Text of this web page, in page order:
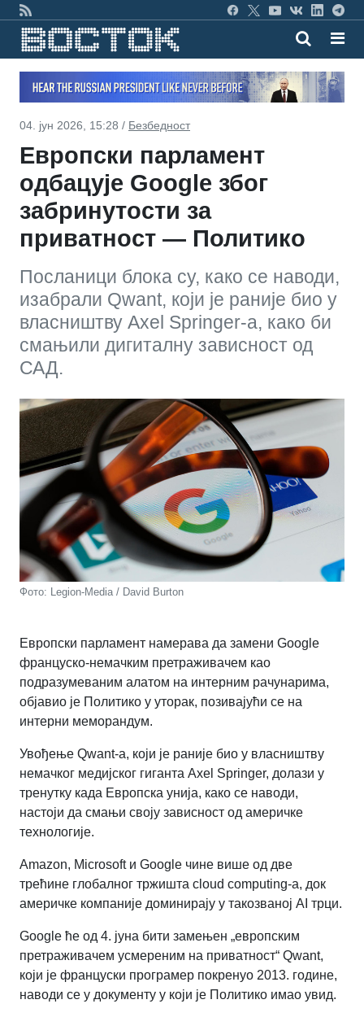
04. јун 2026, 15:28 / Безбедност
Европски парламент
одбацује Google због
забринутости за
приватност — Политико
Посланици блока су, како се наводи,
изабрали Qwant, који је раније био у
власништву Axel Springer-а, како би
смањили дигиталну зависност од
САД.
Фото: Legion-Media / David Burton
Европски парламент намерава да замени Google
француско-немачким претраживачем као
подразумеваним алатом на интерним рачунарима,
објавио је Политико у уторак, позивајући се на
интерни меморандум.
Увођење Qwant-а, који је раније био у власништву
немачког медијског гиганта Axel Springer, долази у
тренутку када Европска унија, како се наводи,
настоји да смањи своју зависност од америчке
технологије.
Amazon, Microsoft и Google чине више од две
трећине глобалног тржишта cloud computing-а, док
америчке компаније доминирају у такозваној AI трци.
Google ће од 4. јуна бити замењен „европским
претраживачем усмереним на приватност“ Qwant,
који је француски програмер покренуо 2013. године,
наводи се у документу у који је Политико имао увид.